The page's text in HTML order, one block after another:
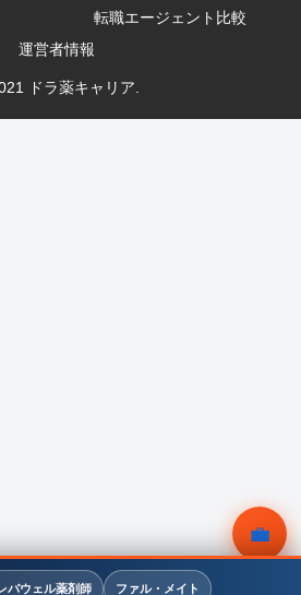
転職エージェント比較
運営者情報
ドラ薬キャリア.
バウェル薬剤師 ファル・メイト
💼